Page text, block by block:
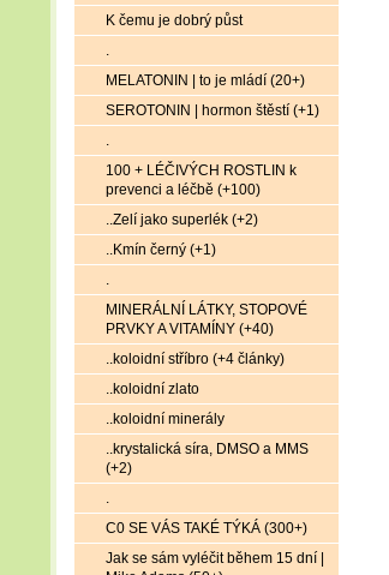
K čemu je dobrý půst
.
MELATONIN | to je mládí (20+)
SEROTONIN | hormon štěstí (+1)
.
100 + LÉČIVÝCH ROSTLIN k
prevenci a léčbě (+100)
..Zelí jako superlék (+2)
..Kmín černý (+1)
.
MINERÁLNÍ LÁTKY, STOPOVÉ
PRVKY A VITAMÍNY (+40)
..koloidní stříbro (+4 články)
..koloidní zlato
..koloidní minerály
..krystalická síra, DMSO a MMS
(+2)
.
C0 SE VÁS TAKÉ TÝKÁ (300+)
Jak se sám vyléčit během 15 dní |